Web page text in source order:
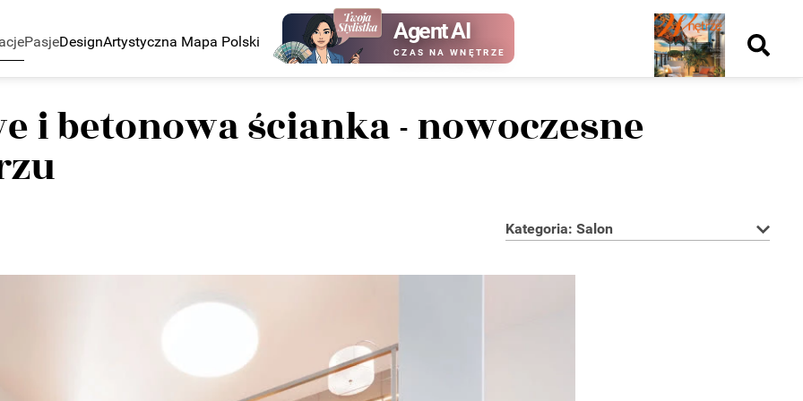
PasjeDesignArtystyczna Mapa Polski Agent AI
CZAS NA WNĘTRZE
Nowy
numer
Wydanie cyfrowe
i betonowa ścianka - nowoczesne
Kategoria: Salon